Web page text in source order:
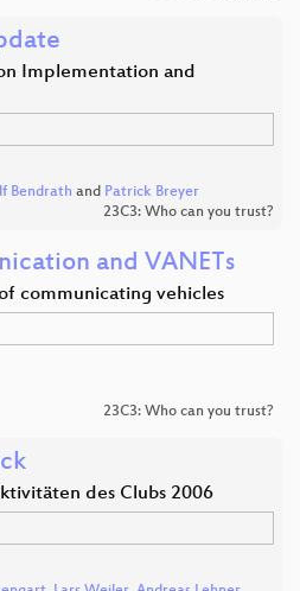
Implementation and
Bendrath and Patrick Breyer
23C3: Who can you trust?
and VANETs
communicating vehicles
23C3: Who can you trust?
des Clubs 2006